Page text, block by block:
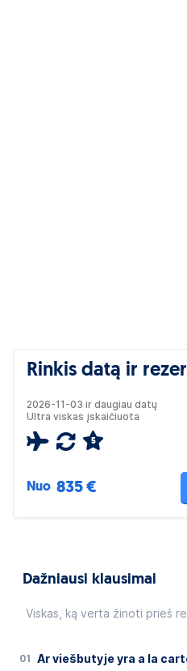
Rinkis datą ir
2026-11-03 ir daugiau datų
Ultra viskas įskaičiuota
5
Nuo 835 €
Dažniausi klausimai
Viskas, ką verta žinoti prieš
01 Ar viešbutyje yra a la